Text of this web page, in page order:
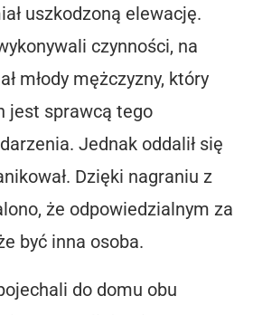
uszkodzoną elewację.
czynności, na
młody mężczyzny, który
jest sprawcą tego
Jednak oddalił się
Dzięki nagraniu z
że odpowiedzialnym za
być inna osoba.
do domu obu